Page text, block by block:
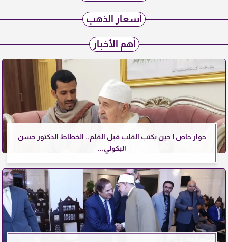
أسعار الذهب
أهم الأخبار
حوار خاص | حين يكتب القلب قبل القلم.. الخطاط الدكتور حسن
البكولي...